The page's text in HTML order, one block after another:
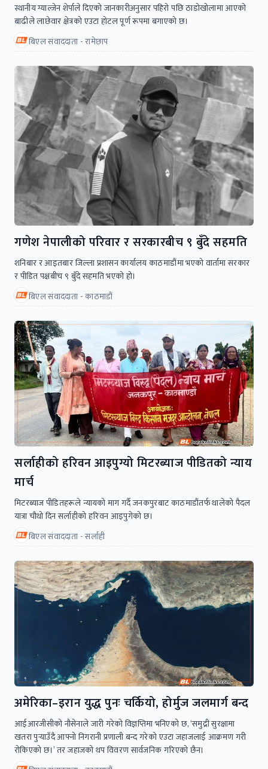
स्थानीय ग्याल्जेन शेर्पाले दिएको जानकारीअनुसार पहिरो पछि ठाडोखोलामा आएको
बाढीले लाछेवार क्षेत्रको एउटा होटल पूर्ण रूपमा बगाएको छ।
बिएल संवाददाता - रामेछाप
गणेश नेपालीको परिवार र सरकारबीच ९ बुँदे सहमति
शनिबार र आइतबार जिल्ला प्रशासन कार्यालय काठमाडौंमा भएको वार्तामा सरकार
र पीडित पक्षबीच ९ बुँदे सहमति भएको हो।
बिएल संवाददाता - काठमाडौं
सर्लाहीको हरिवन आइपुग्यो मिटरब्याज पीडितको न्याय
मार्च
मिटरब्याज पीडितहरूले न्यायको माग गर्दै जनकपुरबाट काठमाडौंतर्फ थालेको पैदल
यात्रा चौथो दिन सर्लाहीको हरिवन आइपुगेको छ।
बिएल संवाददाता - सर्लाही
अमेरिका–इरान युद्ध पुनः चर्कियो, होर्मुज जलमार्ग बन्द
आईआरजीसीको नौसेनाले जारी गरेको विज्ञप्तिमा भनिएको छ, ‘समुद्री सुरक्षामा
खतरा पुर्‍याउँदै आफ्नो निगरानी प्रणाली बन्द गरेको एउटा जहाजलाई आक्रमण गरी
रोकिएको छ।’ तर जहाजको थप विवरण सार्वजनिक गरिएको छैन।